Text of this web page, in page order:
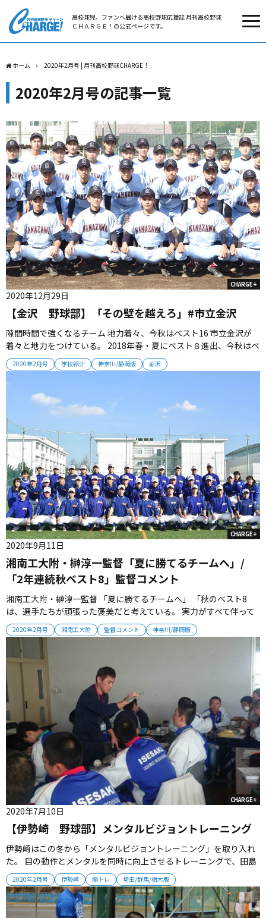
高校球児、ファンへ届ける高校野球応援誌 月刊高校野球
ＣＨＡＲＧＥ！の公式ページです。
ホーム 2020年2月号 | 月刊高校野球CHARGE！
2020年2月号の記事一覧
CHARGE+
2020年2月号 学校紹介 神奈川/静岡版 金沢
【金沢 野球部】「その壁を越えろ」#市立金沢
2020年12月29日
隙間時間で強くなるチーム 地力着々、今秋はベスト16 市立金沢が
着々と地力をつけている。 2018年春・夏にベスト８進出、今秋はベ
スト16へ。 神奈川の公立最強チームが、私学強豪の壁を越える瞬間
は確実に近づいている。 2020年12月号掲載 ■私学強豪の壁 チーム
を率いるのは、横浜高出身の吉田斉監督。 2003年の横浜...
CHARGE+
2020年2月号 湘南工大附 監督コメント 神奈川/静岡版
湘南工大附・榊淳一監督「夏に勝てるチームへ」/
「2年連続秋ベスト8」監督コメント
2020年9月11日
湘南工大附・榊淳一監督 「夏に勝てるチームへ」 「秋のベスト8
は、選手たちが頑張った褒美だと考えている。 実力がすべて伴って
いるとは考えていないので、その結果にふさわしいチームになるこ
とが、これからの課題だ。 １年間を通じて練習で積み上げたことを
夏に示すのが理想。 選手とともに、夏に勝てるチームを目指す」
2020年２...
CHARGE+
2020年2月号 伊勢崎 勝トレ 埼玉/群馬/栃木版
【伊勢崎 野球部】メンタルビジョントレーニング
2020年7月10日
伊勢崎はこの冬から「メンタルビジョントレーニング」を取り入れ
た。 目の動作とメンタルを同時に向上させるトレーニングで、田島
慶一監督の伊勢崎東（現伊勢崎）時代のチームメート・古川英治ト
レーナーが、選手たちを指導している。 目をしっかりと利用するこ
とで脳に刺激を与え、フィジカル、メンタルのパフォーマンス向上
を目指すという。...